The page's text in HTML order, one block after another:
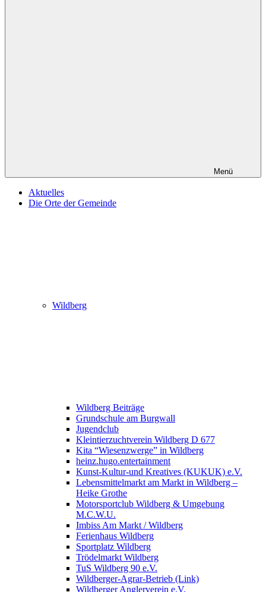
Menü
Aktuelles
Die Orte der Gemeinde
Wildberg
Wildberg Beiträge
Grundschule am Burgwall
Jugendclub
Kleintierzuchtverein Wildberg D 677
Kita “Wiesenzwerge” in Wildberg
heinz.hugo.entertainment
Kunst-Kultur-und Kreatives (KUKUK) e.V.
Lebensmittelmarkt am Markt in Wildberg –
Heike Grothe
Motorsportclub Wildberg & Umgebung
M.C.W.U.
Imbiss Am Markt / Wildberg
Ferienhaus Wildberg
Sportplatz Wildberg
Trödelmarkt Wildberg
TuS Wildberg 90 e.V.
Wildberger-Agrar-Betrieb (Link)
Wildberger Anglerverein e.V.